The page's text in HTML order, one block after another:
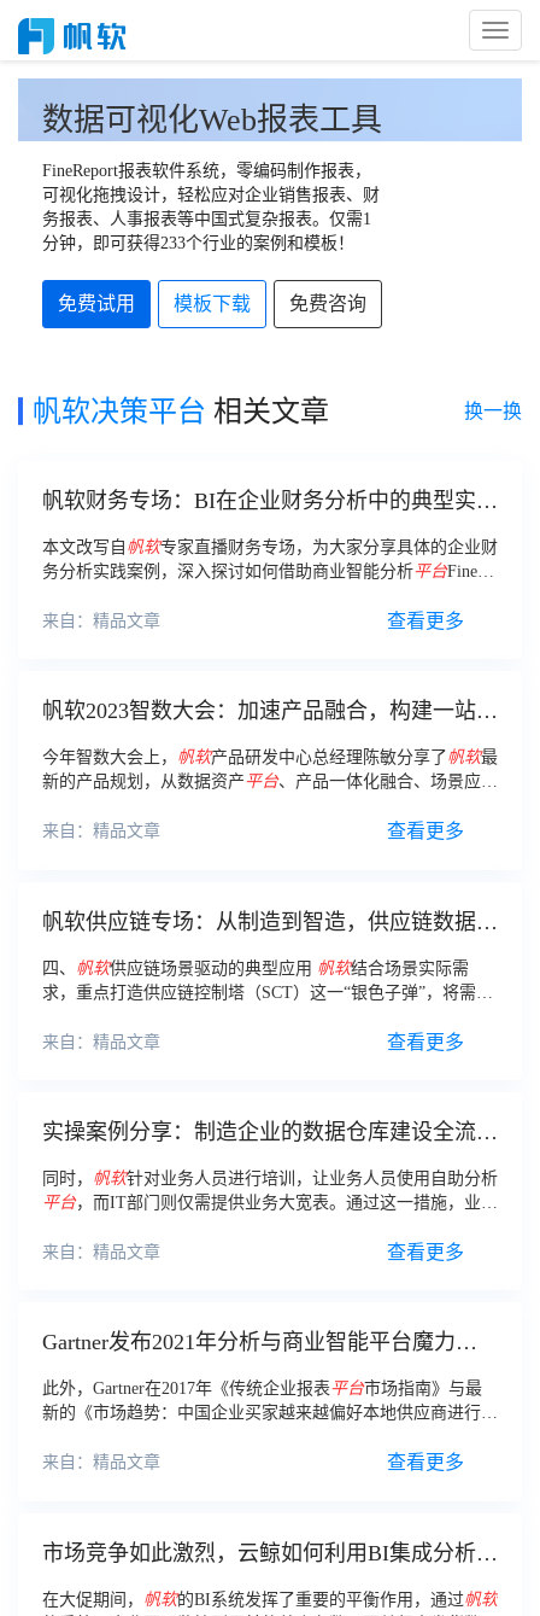
Toggle
数据可视化Web报表工具
FineReport报表软件系统，零编码制作报表，
可视化拖拽设计，轻松应对企业销售报表、财
务报表、人事报表等中国式复杂报表。仅需1
分钟，即可获得233个行业的案例和模板！
免费试用 模板下载 免费咨询
帆软决策平台 相关文章 换一换
帆软财务专场：BI在企业财务分析中的典型实践
解析
本文改写自 帆软专家直播财务专场，为大家分享具体的企业财
务分析实践案例，深入探讨如何借助商业智能分析平台FineBI
来自：精品文章
查看更多
帆软2023智数大会：加速产品融合，构建一站式
数据应用平台
今年智数大会上， 帆软产品研发中心总经理陈敏分享了帆软最
新的产品规划，从数据资产平台、产品一体化融合、场景应
来自：精品文章
查看更多
帆软供应链专场：从制造到智造，供应链数据应
四、 帆软供应链场景驱动的典型应用 帆软结合场景实际需
求，重点打造供应链控制塔（SCT）这一“银色子弹”，将需求
台。
来自：精品文章 查看更多
实操案例分享：制造企业的数据仓库建设全流
同时， 帆软针对业务人员进行培训，让业务人员使用自助分析
平台，而IT部门则仅需提供业务大宽表。通过这一措施，业务
报表开发上的工作量。
来自：精品文章 查看更多
Gartner发布2021年分析与商业智能平台魔力象
限，帆软再获国际认可！
此外，Gartner在2017年《传统企业报表平台市场指南》与最
新的《市场趋势：中国企业买家越来越偏好本地供应商进行虚
商业智能领跑者的强烈关注。
来自：精品文章 查看更多
市场竞争如此激烈，云鲸如何利用BI集成分析多
在大促期间， 帆软的BI系统发挥了重要的平衡作用，通过帆软